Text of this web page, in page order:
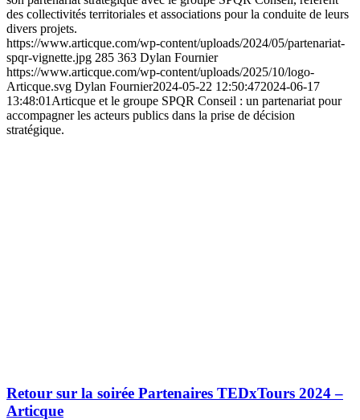
des collectivités territoriales et associations pour la conduite de leurs
divers projets.
https://www.articque.com/wp-content/uploads/2024/05/partenariat-
spqr-vignette.jpg 285 363 Dylan Fournier
https://www.articque.com/wp-content/uploads/2025/10/logo-
Articque.svg Dylan Fournier2024-05-22 12:50:472024-06-17
13:48:01 Articque et le groupe SPQR Conseil : un partenariat pour
accompagner les acteurs publics dans la prise de décision
stratégique.
Retour sur la soirée Partenaires TEDxTours 2024 –
Articque